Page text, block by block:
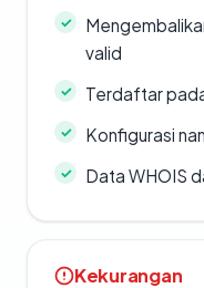
valid
Terdaftar
Konfigurasi
Data WHOIS
Kekurangan